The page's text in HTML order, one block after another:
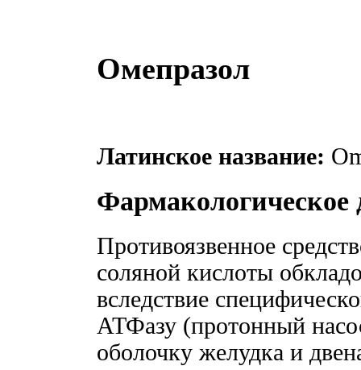
Омепразол
Латинское название:
Фармакологическое
Противоязвенное
соляной кислоты
вследствие
АТФазу (протонный
оболочку желудка и